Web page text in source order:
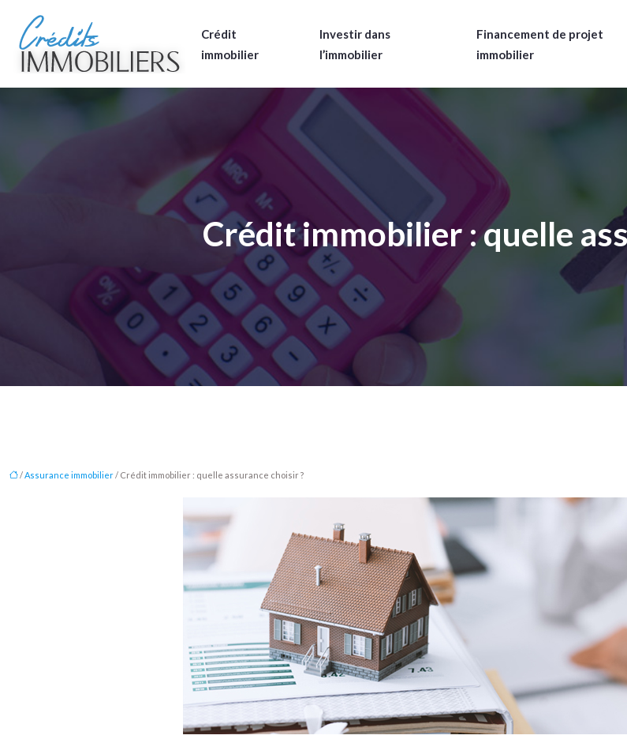
Crédit
immobilier
Investir dans
l’immobilier
Financement de projet
immobilier
Crédit immobilier : quelle
/Assurance immobilier/ Crédit immobilier : quelle assurance choisir ?